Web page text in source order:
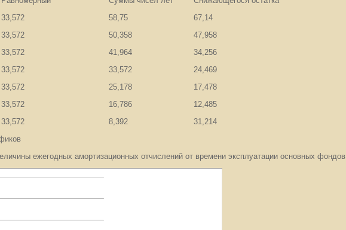
33,572 58,75
67,14
33,572 50,358
47,958
33,572 41,964
34,256
33,572 33,572
24,469
33,572 25,178
17,478
33,572 16,786
12,485
33,572 8,392
31,214
ежегодных амортизационных отчислений от времени эксплуатации основных фондов